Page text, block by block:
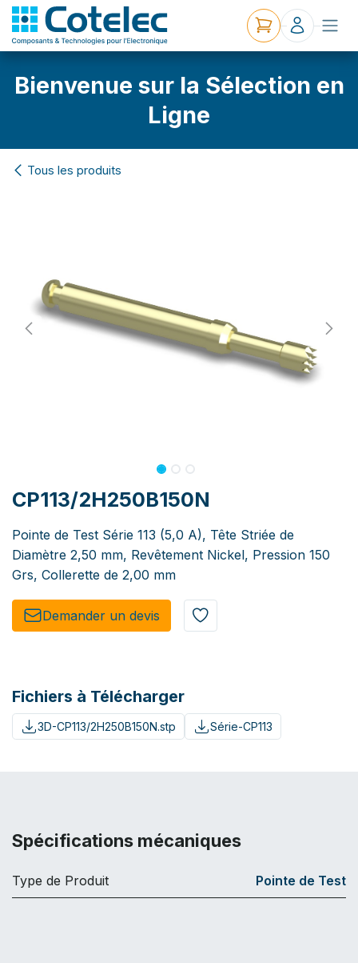
Bienvenue sur la Sélection en
Ligne
Tous les produits
CP113/2H250B150N
Pointe de Test Série 113 (5,0 A), Tête Striée de
Diamètre 2,50 mm, Revêtement Nickel, Pression 150
Grs, Collerette de 2,00 mm
Demander un de​​vis​​
Fichiers à Télécharger
3D-CP113/2H250B150N.stp Série-CP113
Spécifications mécaniques
Type de Produit Pointe de Test